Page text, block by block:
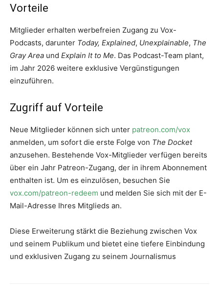
Vorteile
Mitglieder erhalten werbefreien Zugang zu Vox-
Podcasts, darunter Today, Explained, Unexplainable, The
Gray Area und Explain It to Me. Das Podcast-Team plant,
im Jahr 2026 weitere exklusive Vergünstigungen
einzuführen.
Zugriff auf Vorteile
Neue Mitglieder können sich unter patreon.com/vox
anmelden, um sofort die erste Folge von The Docket
anzusehen. Bestehende Vox-Mitglieder verfügen bereits
über ein Jahr Patreon-Zugang, der in ihrem Abonnement
enthalten ist. Um es einzulösen, besuchen Sie
vox.com/patreon-redeem und melden Sie sich mit der E-
Mail-Adresse Ihres Mitglieds an.
Diese Erweiterung stärkt die Beziehung zwischen Vox
und seinem Publikum und bietet eine tiefere Einbindung
und exklusiven Zugang zu seinem Journalismus